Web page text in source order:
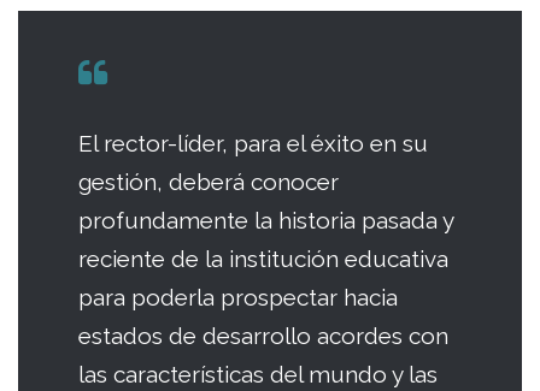
El rector-líder, para el éxito en su
gestión, deberá conocer
profundamente la historia pasada y
reciente de la institución educativa
para poderla prospectar hacia
estados de desarrollo acordes con
las características del mundo y las